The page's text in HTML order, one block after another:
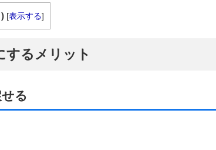
[表示する]
するメリット
る